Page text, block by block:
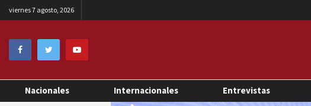
viernes 7 agosto, 2026
Nacionales Internacionales Entrevistas